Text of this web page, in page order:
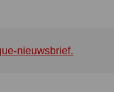
nieuwsbrief.